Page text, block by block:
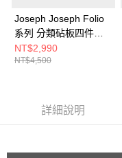
Joseph Joseph Folio
系列 分類砧板四件組-
繽紛(不鏽鋼底座)
NT$2,990
NT$4,500
詳細說明